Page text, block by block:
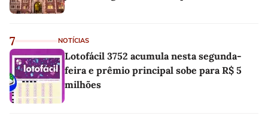
7 NOTÍCIAS
Lotofácil 3752 acumula nesta segunda-
feira e prêmio principal sobe para R$ 5
milhões